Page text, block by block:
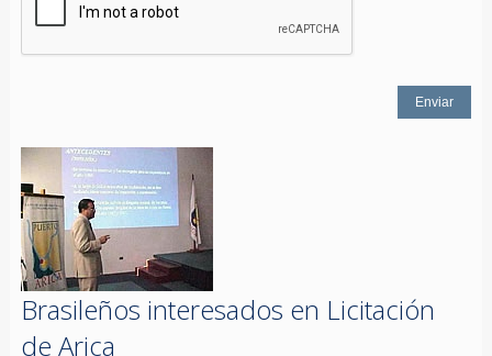
Brasileños interesados en Licitación
de Arica